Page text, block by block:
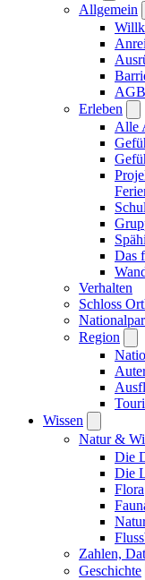
Allgemein
AGB
Erleben
Alle
Das
Verhalten
Schloss
Region
Wissen
Natur &
Die
Die
Flora
Zahlen,
Geschichte